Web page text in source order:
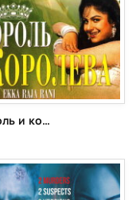
Король и королева (1994)